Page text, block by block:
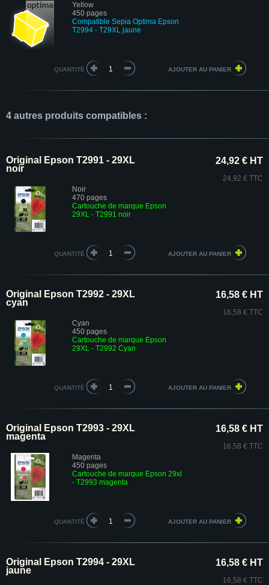
Yellow
450 pages
Compatible Sepia Optima Epson
T2994 - T29XL jaune
QUANTITÉ
4 autres produits compatibles :
Original Epson T2991 - 29XL
noir
Noir
470 pages
Cartouche de marque Epson
29XL - T2991 noir
24,92 € HT
24,92 € TTC
QUANTITÉ
Original Epson T2992 - 29XL
cyan
Cyan
450 pages
Cartouche de marque Epson
29XL - T2992 Cyan
16,58 € HT
16,58 € TTC
QUANTITÉ
Original Epson T2993 - 29XL
magenta
Magenta
450 pages
Cartouche de marque Epson 29xl
- T2993 magenta
16,58 € HT
16,58 € TTC
QUANTITÉ
Original Epson T2994 - 29XL
jaune
16,58 € HT
16,58 € TTC